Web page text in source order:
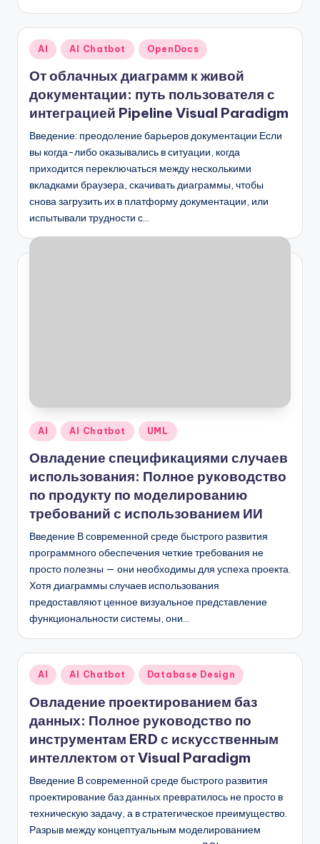
Опубликовано
AI AI Chatbot OpenDocs
От облачных диаграмм к живой
документации: путь пользователя с
интеграцией Pipeline Visual Paradigm
Введение: преодоление барьеров документации Если
вы когда-либо оказывались в ситуации, когда
приходится переключаться между несколькими
вкладками браузера, скачивать диаграммы, чтобы
снова загрузить их в платформу документации, или
испытывали трудности с…
Опубликовано
AI AI Chatbot UML
Овладение спецификациями случаев
использования: Полное руководство
по продукту по моделированию
требований с использованием ИИ
Введение В современной среде быстрого развития
программного обеспечения четкие требования не
просто полезны — они необходимы для успеха проекта.
Хотя диаграммы случаев использования
предоставляют ценное визуальное представление
функциональности системы, они…
Опубликовано
AI AI Chatbot Database Design
Овладение проектированием баз
данных: Полное руководство по
инструментам ERD с искусственным
интеллектом от Visual Paradigm
Введение В современной среде быстрого развития
проектирование баз данных превратилось не просто в
техническую задачу, а в стратегическое преимущество.
Разрыв между концептуальным моделированием